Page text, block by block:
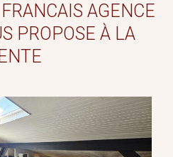
AGENCE
PROPOSE À LA